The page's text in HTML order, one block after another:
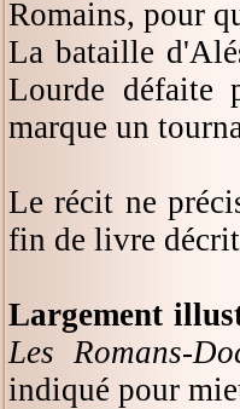
Romains, pour
La bataille
Lourde défaite
marque un
Le récit ne
fin de livre
Largement
Les Romans-
indiqué pour